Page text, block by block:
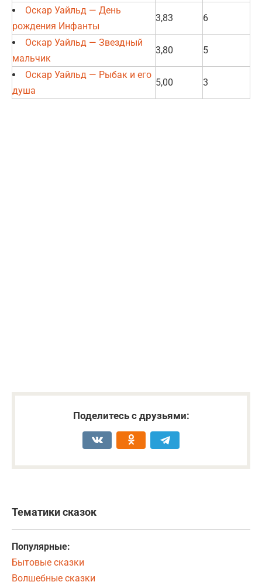
Оскар Уайльд — День
рождения Инфанты
3,83 6
Оскар Уайльд — Звездный
мальчик
3,80 5
Оскар Уайльд — Рыбак и его
душа
5,00 3
Поделитесь с друзьями:
Тематики сказок
Популярные:
Бытовые сказки
Волшебные сказки